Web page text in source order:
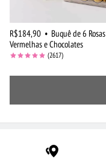
R$184,90 • Buquê de 6 Rosas
Vermelhas e Chocolates
(2617)